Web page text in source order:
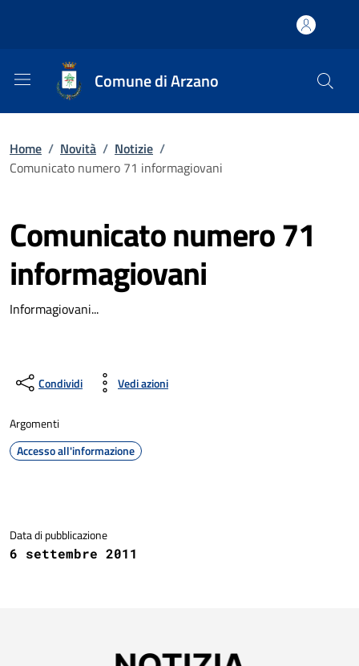
Comune di Arzano
Home / Novità / Notizie /
Comunicato numero 71 informagiovani
Comunicato numero 71
informagiovani
Informagiovani...
Condividi Vedi azioni
Argomenti
Accesso all'informazione
Data di pubblicazione
6 settembre 2011